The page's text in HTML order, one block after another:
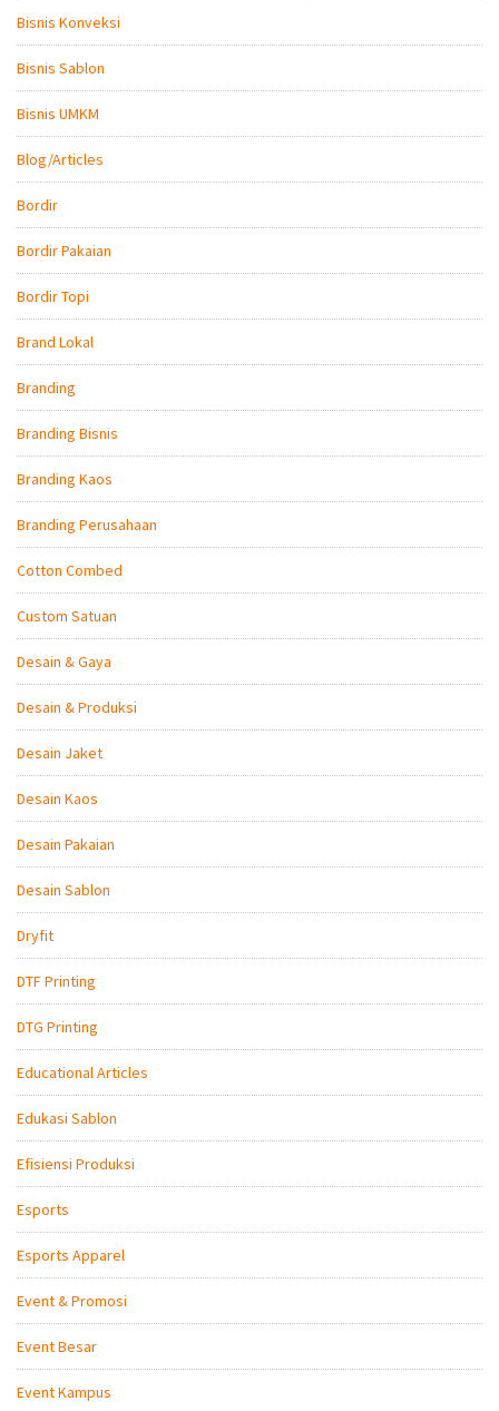
Bisnis Konveksi
Bisnis Sablon
Bisnis UMKM
Blog/Articles
Bordir
Bordir Pakaian
Bordir Topi
Brand Lokal
Branding
Branding Bisnis
Branding Kaos
Branding Perusahaan
Cotton Combed
Custom Satuan
Desain & Gaya
Desain & Produksi
Desain Jaket
Desain Kaos
Desain Pakaian
Desain Sablon
Dryfit
DTF Printing
DTG Printing
Educational Articles
Edukasi Sablon
Efisiensi Produksi
Esports
Esports Apparel
Event & Promosi
Event Besar
Event Kampus